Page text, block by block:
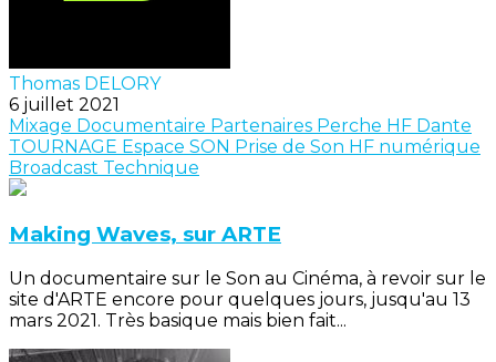
Thomas DELORY
6 juillet 2021
Mixage Documentaire Partenaires Perche HF Dante
TOURNAGE Espace SON Prise de Son HF numérique
Broadcast Technique
Making Waves, sur ARTE
Un documentaire sur le Son au Cinéma, à revoir sur le
site d'ARTE encore pour quelques jours, jusqu'au 13
mars 2021. Très basique mais bien fait...